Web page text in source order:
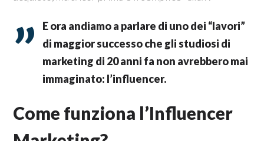
E ora andiamo a parlare di uno dei “lavori”
di maggior successo che gli studiosi di
marketing di 20 anni fa non avrebbero mai
immaginato: l’influencer.
Come funziona l’Influencer